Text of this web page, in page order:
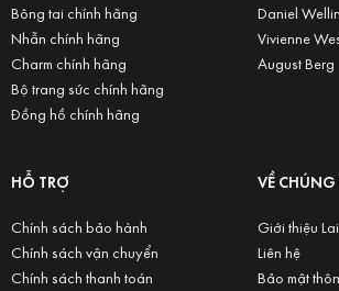
Bông tai chính hãng
Nhẫn chính hãng
Charm chính hãng
Bộ trang sức chính hãng
Đồng hồ chính hãng
Daniel
Vivienne
August Berg
HỖ TRỢ
Chính sách bảo hành
Chính sách vận chuyển
Chính sách thanh toán
VỀ
Giới thiệu
Liên hệ
Bảo mật